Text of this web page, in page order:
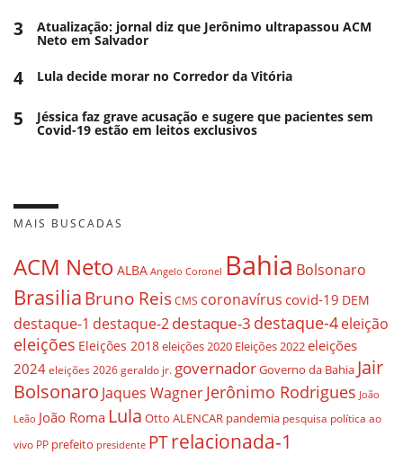
3 Atualização: jornal diz que Jerônimo ultrapassou ACM
Neto em Salvador
4 Lula decide morar no Corredor da Vitória
5 Jéssica faz grave acusação e sugere que pacientes sem
Covid-19 estão em leitos exclusivos
MAIS BUSCADAS
ACM Neto ALBA Angelo Coronel Bahia Bolsonaro
BrasiliaBruno ReisCMS coronavírus covid-19 DEM
destaque-1 destaque-2destaque-3 destaque-4eleição
eleições Eleições 2018eleições 2020 Eleições 2022eleições
2024 eleições 2026 geraldo jr. governadorGoverno da Bahia Jair
Bolsonaro Jaques WagnerJerônimo Rodrigues João
Leão João Roma Lula Otto ALENCAR pandemia pesquisa política ao
vivo PP prefeito presidente PTrelacionada-1